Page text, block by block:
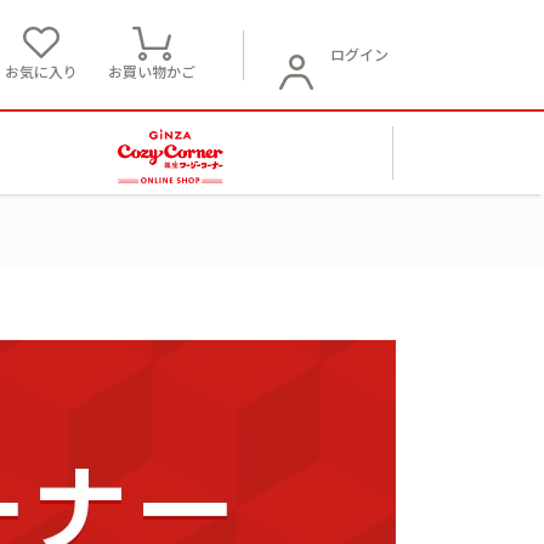
お気に入り お買い物かご
ログイン